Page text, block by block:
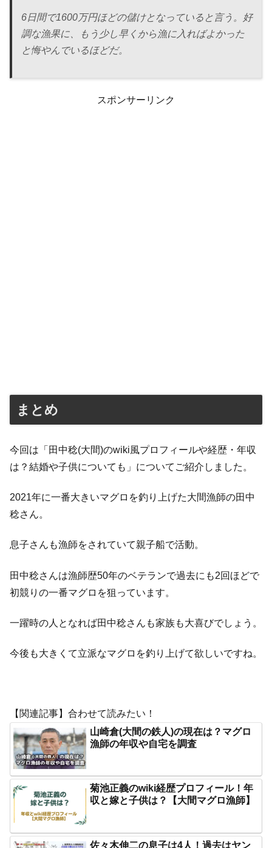
6日間で1600万円ほどの儲けとなっていると言う。好
調な漁果に、もう少し早くから漁に入ればよかった
と悔やんでいるほどだ。
スポンサーリンク
まとめ
今回は「田中稔(大間)のwiki風プロフィールや経歴・年収
は？結婚や子供についても」についてご紹介しました。
2021年に一番大きいマグロを釣り上げた大間漁師の田中
稔さん。
息子さんも漁師をされていて親子船で活動。
田中稔さんは漁師歴50年のベテランで過去にも2回ほどで
初競りの一番マグロを狙っています。
一躍時の人となれば田中稔さんも家族も大喜びでしょう。
今後も大きくて立派なマグロを釣り上げて欲しいですね。
【関連記事】合わせて読みたい！
山崎倉(大間の鉄人)の現在は？マグロ
漁師の年収や自宅を調査
菊池正義のwiki経歴プロフィール！年
収と嫁と子供は？【大間マグロ漁師】
佐々木伸二の息子は4人！過去はヤン